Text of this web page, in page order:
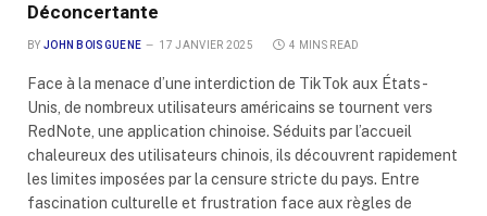
Déconcertante
BY JOHN BOISGUENE 17 JANVIER 2025 4 MINS READ
Face à la menace d’une interdiction de TikTok aux États-
Unis, de nombreux utilisateurs américains se tournent vers
RedNote, une application chinoise. Séduits par l’accueil
chaleureux des utilisateurs chinois, ils découvrent rapidement
les limites imposées par la censure stricte du pays. Entre
fascination culturelle et frustration face aux règles de